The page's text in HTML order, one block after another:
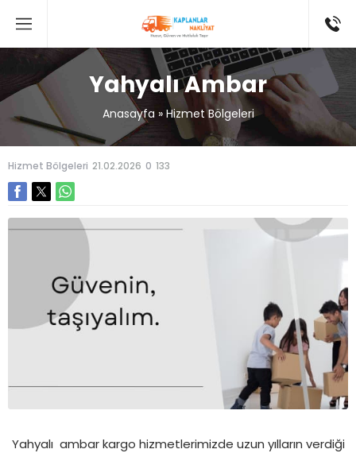
Yahyalı Ambar
Anasayfa » Hizmet Bölgeleri
Hizmet Bölgeleri 21.02.2026 0 133
Yahyalı ambar kargo hizmetlerimizde uzun yılların verdiği